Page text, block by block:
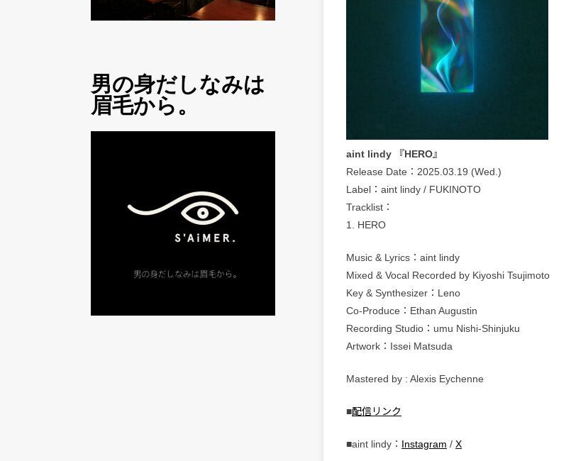
男の身だしなみは
眉毛から。
aint lindy 『HERO』
Release Date：2025.03.19 (Wed.)
Label：aint lindy / FUKINOTO
Tracklist：
1. HERO
Music & Lyrics：aint lindy
Mixed & Vocal Recorded by Kiyoshi Tsujimoto
Key & Synthesizer：Leno
Co-Produce：Ethan Augustin
Recording Studio：umu Nishi-Shinjuku
Artwork：Issei Matsuda
Mastered by : Alexis Eychenne
■配信リンク
■aint lindy： Instagram / X